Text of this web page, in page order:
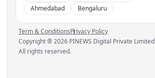
Ahmedabad
Bengaluru
Term & ConditionsPrivacy Policy
Copyright ®2026 PINEWS Digital Private Limited
All rights reserved.